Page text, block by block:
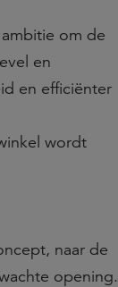
om de
en
en efficiënter
wordt
naar de
opening.